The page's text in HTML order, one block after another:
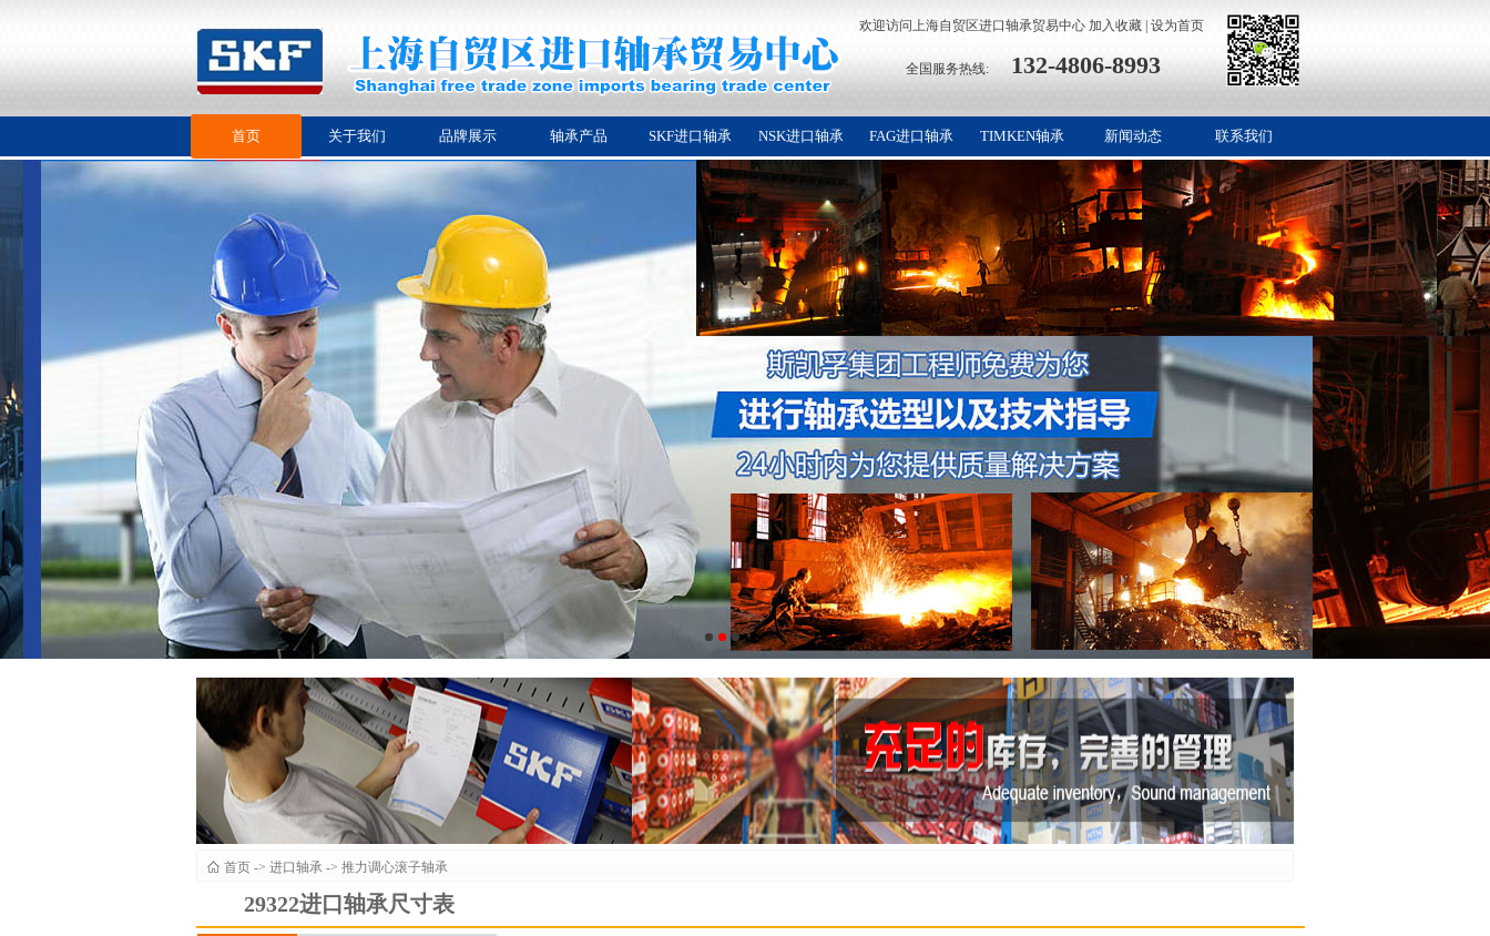
欢迎访问上海自贸区进口轴承贸易中心 加入收藏 设为首页
全国服务热线: 132-4806-8993
首页 关于我们 品牌展示 轴承产品 SKF进口轴承 NSK进口轴承 FAG进口轴承 TIMKEN轴承 新闻动态 联系我们
首页 -> 进口轴承 -> 推力调心滚子轴承
29322进口轴承尺寸表